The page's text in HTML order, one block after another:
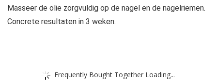
Masseer de olie zorgvuldig op de nagel en de nagelriemen.
Concrete resultaten in 3 weken.
Frequently Bought Together Loading...